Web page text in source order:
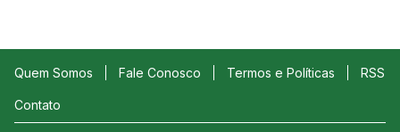
Quem Somos Fale Conosco Termos e Políticas RSS
Contato